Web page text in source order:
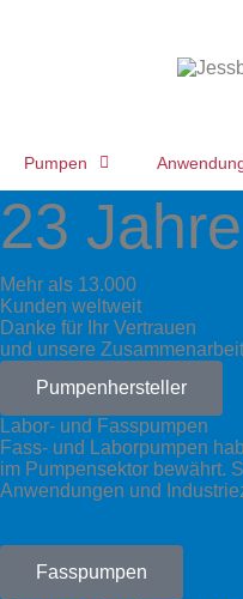
Pumpen
23 Jahre
Mehr als 13.000
Kunden weltweit
Danke für Ihr Vertrauen
und unsere
Pumpenhersteller
Labor- und Fasspumpen
Fass- und Laborpumpen
im Pumpensektor bewährt.
Anwendungen und
Fasspumpen